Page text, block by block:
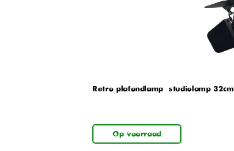
Retro plafondlamp – studiolamp 32cm
Op voorraad